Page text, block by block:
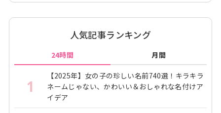
人気記事ランキング
24時間 月間
1
【2025年】女の子の珍しい名前740選！キラキラ
ネームじゃない、かわいい＆おしゃれな名付けア
イデア